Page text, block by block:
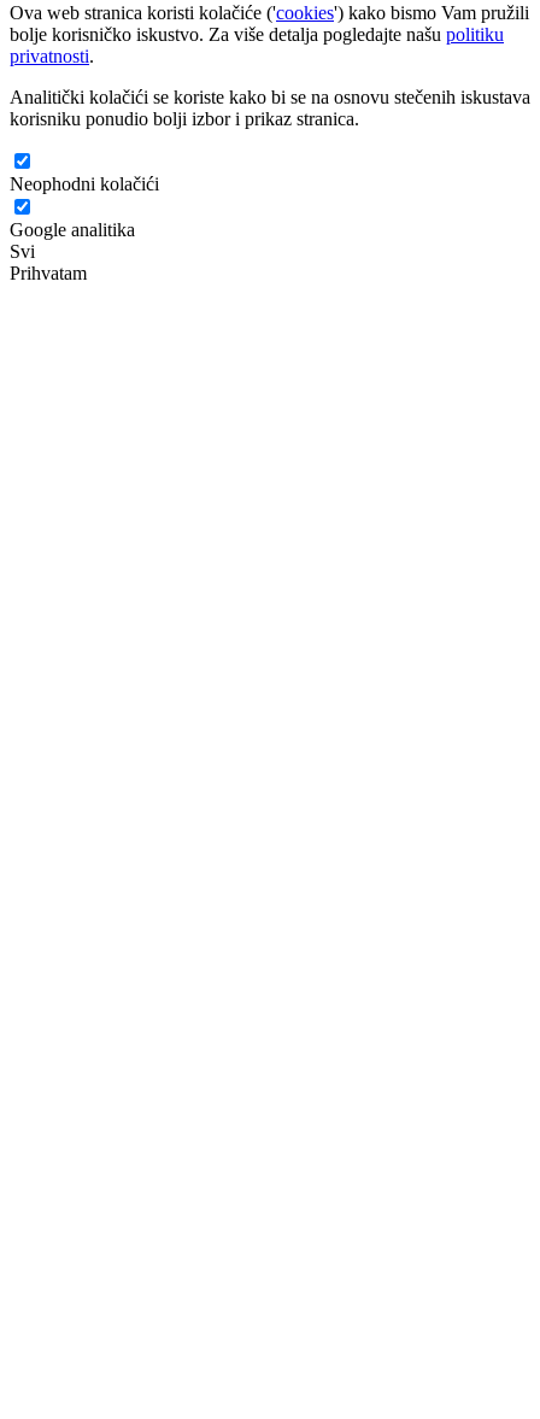
Ova web stranica koristi kolačiće ('cookies') kako bismo Vam pružili
bolje korisničko iskustvo. Za više detalja pogledajte našu politiku
privatnosti.
Analitički kolačići se koriste kako bi se na osnovu stečenih iskustava
korisniku ponudio bolji izbor i prikaz stranica.
Neophodni kolačići
Google analitika
Svi
Prihvatam